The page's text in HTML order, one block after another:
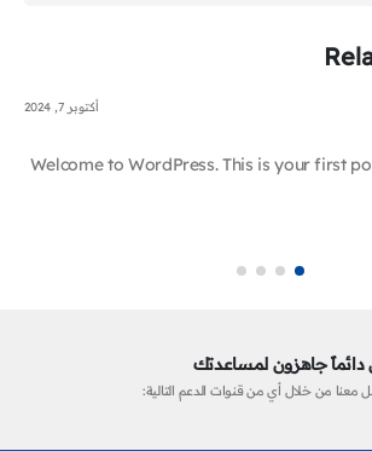
أكتوبر 7, 2024
Welcome to WordPress. This is your first
دائماً جاهزون لمساعدتك
معنا من خلال أي من قنوات الدعم التالية: